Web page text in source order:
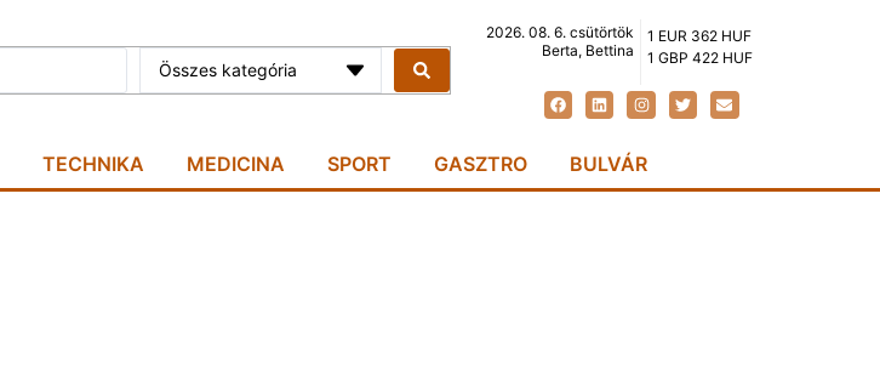
Összes kategória
2026. 08. 6. csütörtök
Berta, Bettina
1 EUR 362 HUF
1 GBP 422 HUF
TECHNIKA MEDICINA SPORT GASZTRO BULVÁR